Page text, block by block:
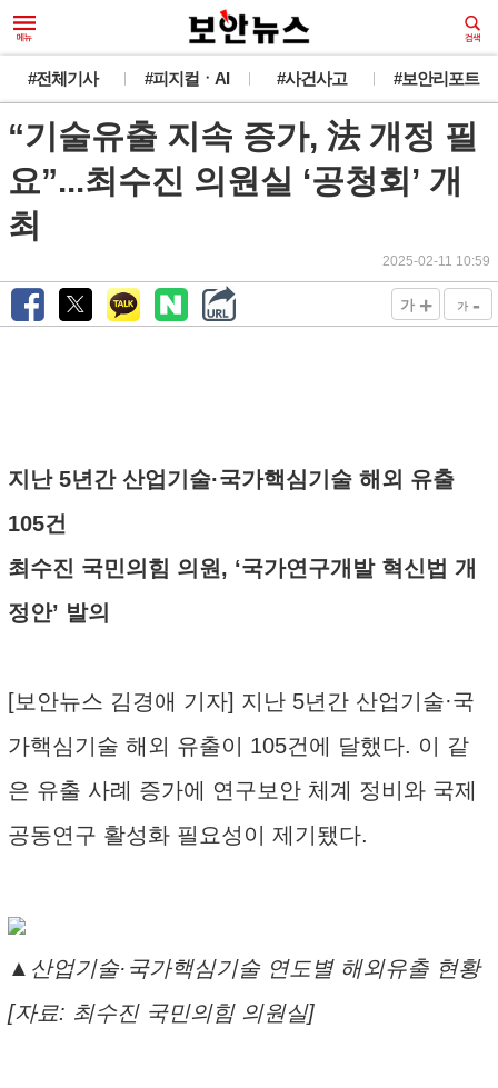
#전체기사 #피지컬ㆍAI #사건사고 #보안리포트
“기술유출 지속 증가, 法 개정 필
요”...최수진 의원실 ‘공청회’ 개
최
2025-02-11 10:59
가 + 가 -
지난 5년간 산업기술·국가핵심기술 해외 유출
105건
최수진 국민의힘 의원, ‘국가연구개발 혁신법 개
정안’ 발의
[보안뉴스 김경애 기자] 지난 5년간 산업기술·국
가핵심기술 해외 유출이 105건에 달했다. 이 같
은 유출 사례 증가에 연구보안 체계 정비와 국제
공동연구 활성화 필요성이 제기됐다.
▲산업기술·국가핵심기술 연도별 해외유출 현황
[자료: 최수진 국민의힘 의원실]